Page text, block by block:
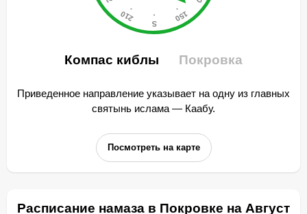
Компас киблы Покровка
Приведенное направление указывает на одну из главных
святынь ислама — Каабу.
Посмотреть на карте
Расписание намаза в Покровке на Август